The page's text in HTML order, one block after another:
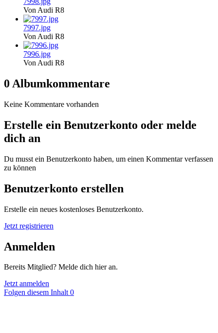
Von Audi R8
7997.jpg
Von Audi R8
7996.jpg
Von Audi R8
0 Albumkommentare
Keine Kommentare vorhanden
Erstelle ein Benutzerkonto oder melde
dich an
Du musst ein Benutzerkonto haben, um einen Kommentar verfassen
zu können
Benutzerkonto erstellen
Erstelle ein neues kostenloses Benutzerkonto.
Jetzt registrieren
Anmelden
Bereits Mitglied? Melde dich hier an.
Jetzt anmelden
Folgen diesem Inhalt 0